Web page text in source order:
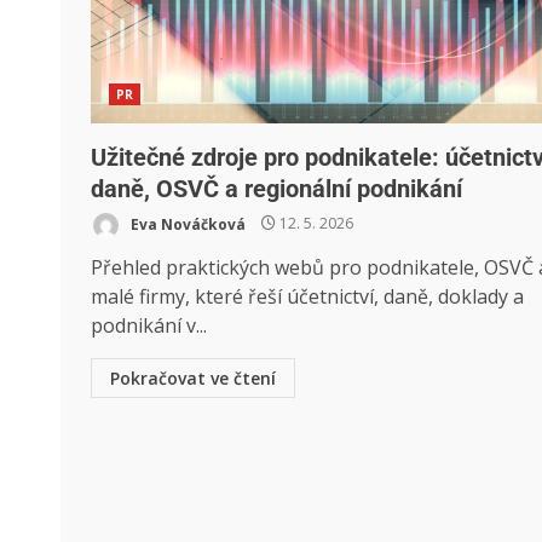
PR
Užitečné zdroje pro podnikatele:
daně, OSVČ a regionální podnikání
Eva Nováčková 12. 5. 2026
Přehled praktických webů pro podnikatele, OSVČ
malé firmy, které řeší účetnictví, daně, doklady a
podnikání v...
Pokračovat ve čtení